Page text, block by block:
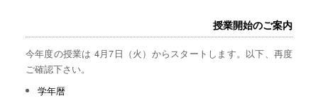
授業開始のご案内
今年度の授業は 4月7日（火）からスタートします。以下、再度
ご確認下さい。
学年暦